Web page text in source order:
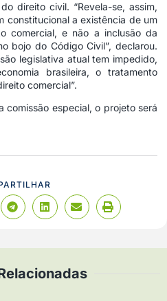
direito civil. “Revela-se, assim,
constitucional a existência de um
comercial, e não a inclusão da
bojo do Código Civil”, declarou.
legislativa atual tem impedido,
brasileira, o tratamento
comercial”.
comissão especial, o projeto será